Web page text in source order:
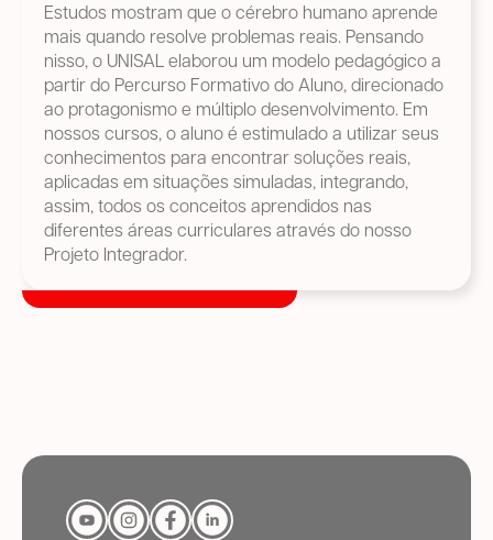
Estudos mostram que o cérebro humano aprende
mais quando resolve problemas reais. Pensando
nisso, o UNISAL elaborou um modelo pedagógico a
partir do Percurso Formativo do Aluno, direcionado
ao protagonismo e múltiplo desenvolvimento. Em
nossos cursos, o aluno é estimulado a utilizar seus
conhecimentos para encontrar soluções reais,
aplicadas em situações simuladas, integrando,
assim, todos os conceitos aprendidos nas
diferentes áreas curriculares através do nosso
Projeto Integrador.